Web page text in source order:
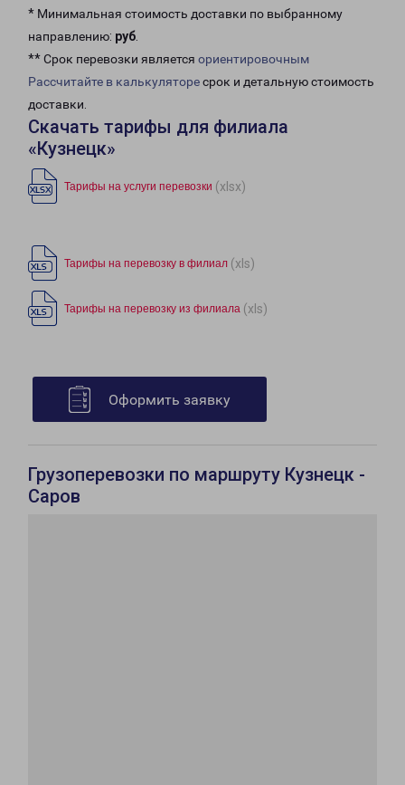
* Минимальная стоимость доставки по выбранному
направлению: руб.
** Срок перевозки является ориентировочным
Рассчитайте в калькуляторесрок и детальную стоимость
доставки.
Скачать тарифы для филиала
«Кузнецк»
Тарифы на услуги перевозки (xlsx)
Тарифы на перевозку в филиал (xls)
Тарифы на перевозку из филиала (xls)
Оформить заявку
Грузоперевозки по маршруту Кузнецк -
Саров